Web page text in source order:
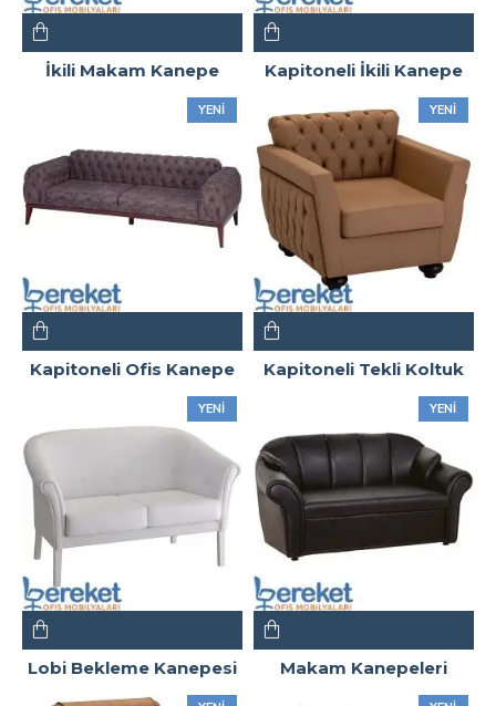
İkili Makam Kanepe Kapitoneli İkili Kanepe
YENI
Kapitoneli Ofis Kanepe
YENI
Kapitoneli Tekli Koltuk
YENI
Lobi Bekleme Kanepesi
YENI
Makam Kanepeleri